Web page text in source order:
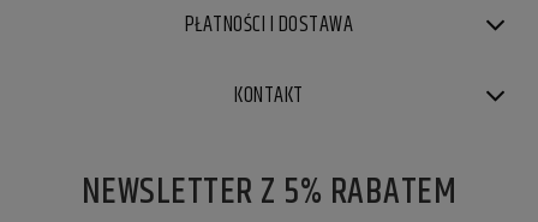
PŁATNOŚCI I DOSTAWA
KONTAKT
NEWSLETTER Z 5% RABATEM